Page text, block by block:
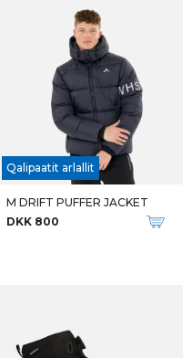
Qalipaatit arlallit
M DRIFT PUFFER JACKET
DKK 800